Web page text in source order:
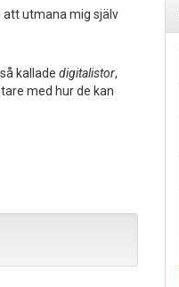
att utmana mig själv
kallade digitalistor,
med hur de kan